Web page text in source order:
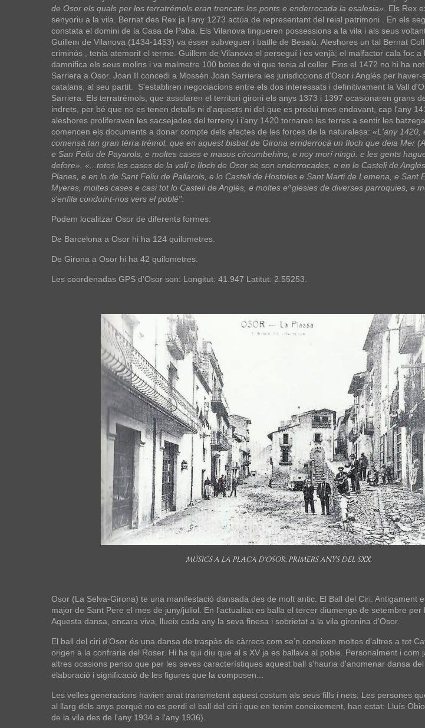
de Osor els quals per los terratrémols eran trencats los ponts e enderrocada la esalesia» . Els Rex
senyoriu a la vila. Bernat des Rex ja l'any 1273 actúa de representant del reial patrimoni . En els
constata el domini de la Casa de Paba. Els Vilanova tingueren possessions a la vila i als seus
Guillem de Vilanova (1434-1453) va ésser subveguer i batlle de Besalú. Aleshores un tal Bernat
criminós , tenia atemorit el terme. Guillem de Vilanova el perseguí i es venjà; el malfactor cala foc a
damnifica els seus molins i va malmetre 100 botes de vi que tenia al celler. Fins el 1472 no hi ha
Sarriera a Osor. Joan II concedi a Mossén Joan Sarriera les jurisdiccions d'Osor i Anglés per
catalans, al seu partit. S'establiren negociacions entre els dos interessats i definitivament la Vall
Sarriera. Els terratrémols, que assolaren el territori gironi els anys 1373 i 1397 ocasionaren grans
indrets, per bé que no es tenen detalls ni d'aquests ni del que es produi mes endavant, cap l'any
aleshores proliferaven les sacsejades del terreny i i'any 1420 tornaren les terres a sentir les
comencen els documents a donar compte dels efectes de les forces de la naturalesa: «L'any 1420,
comensá tan gran térra trémol, que en aquest bisbat de Girona ernderrocá un Iloch que deia Mer
e San Feliu de Payarols, e moltes cases e masos círcumbehins, e noy morí ningú: e les gents
defore». «...totes les cases de la valí e Iloch de Osor se son enderrocades, e en lo Casteli de
Planes, e en lo de Sant Feliu de Pallarols, e lo Casteli de Hostoles e Sant Marti de Lemena, e Sant
Myeres, moltes cases e casi tot lo Casteli de Anglés, e moltes e^glesies de diverses parroquies, e
s'enfila conduínt-nos vers el poblé".
Podem localitzar Osor de diferents formes:
De Barcelona a Osor hi ha 124 quilometres.
De Girona a Osor hi ha 42 quilometres.
Les coordenadas GPS d'Osor son: Longitut: 41.947 Latitut: 2.55253.
MÚSICS A LA PLAÇA D'OSOR. PRIMERS ANYS DEL SXX.
Osor (La Selva-Girona) te una manifestació dansada des de molt antic. El Ball del Ciri. Antigament
major de Sant Pere el mes de juny/juliol. En l'actualitat es balla el tercer diumenge de setembre per
Aquesta dansa, encara viva, llueix cada any la seva finesa i sobrietat a la vila gironina d’Osor.
El ball del ciri d’Osor és una dansa de traspàs de càrrecs com se’n coneixen moltes d’altres a tot
origen a la confraria del Roser. Hi ha qui diu que al s XV ja es ballava al poble. Personalment i com
altres ocasions penso que per les seves característiques aquest ball s'hauria d'anomenar dansa
elaboració i significació de les figures que la composen...
Les velles generacions havien anat transmetent aquest costum als seus fills i nets. Les persones
al llarg dels anys perquè no es perdi el ball del ciri i que en tenim coneixement, han estat: Lluís
de la vila des de l'any 1934 a l'any 1936).